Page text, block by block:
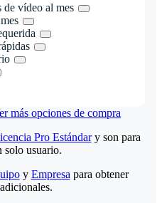
de vídeo al mes
más opciones de compra
Pro Estándary son para
solo usuario.
y Empresa para obtener